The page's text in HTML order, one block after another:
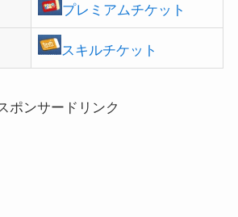
プレミアムチケット
スキルチケット
ポンサードリンク